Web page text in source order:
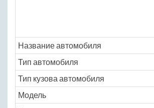
Название автомобиля
Тип автомобиля
Тип кузова автомобиля
Модель